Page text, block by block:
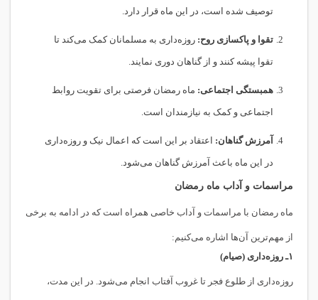
توصیف شده است، در این ماه قرار دارد.
تقوا و پاکسازی روح: روزه‌داری به مسلمانان کمک می‌کند تا
تقوا پیشه کنند و از گناهان دوری نمایند.
همبستگی اجتماعی: ماه رمضان فرصتی برای تقویت روابط
اجتماعی و کمک به نیازمندان است.
آمرزش گناهان: اعتقاد بر این است که اعمال نیک و روزه‌داری
در این ماه باعث آمرزش گناهان می‌شود.
مراسمات و آداب ماه رمضان
ماه رمضان با مراسمات و آداب خاصی همراه است که در ادامه به برخی
از مهم‌ترین آن‌ها اشاره می‌کنیم:
۱ـ روزه‌داری (صیام)
روزه‌داری از طلوع فجر تا غروب آفتاب انجام می‌شود. در این مدت،